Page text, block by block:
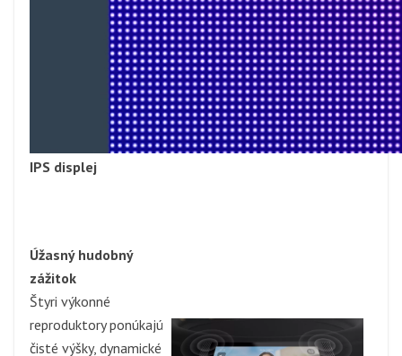
IPS displej
Úžasný hudobný
zážitok
Štyri výkonné
reproduktory ponúkajú
čisté výšky, dynamické